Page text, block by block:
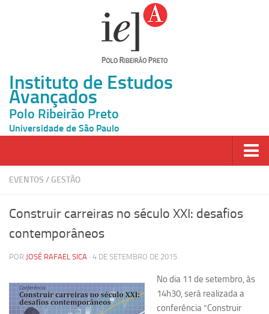
Instituto de Estudos
Avançados
Polo Ribeirão Preto
Universidade de São Paulo
Página Inicial
Inscrição
Atividades
Pesquisa
Grupos de Estudo
EVENTOS / GESTÃO
Construir carreiras no século XXI: desafios
contemporâneos
POR JOSÉ RAFAEL SICA · 4 DE SETEMBRO DE 2015
No dia 11 de setembro, às
14h30, será realizada a
conferência “Construir